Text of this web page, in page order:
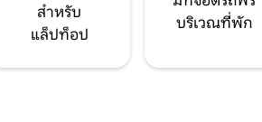
สำหรับ
แล็ปท็อป
บริเวณที่พัก